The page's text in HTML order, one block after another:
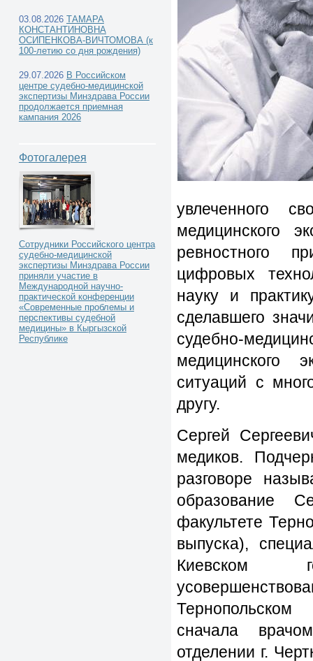
03.08.2026 ТАМАРА
КОНСТАНТИНОВНА
ОСИПЕНКОВА-ВИЧТОМОВА (к
100-летию со дня рождения)
29.07.2026 В Российском
центре судебно-медицинской
экспертизы Минздрава России
продолжается приемная
кампания 2026
Фотогалерея
Сотрудники Российского центра
судебно-медицинской
экспертизы Минздрава России
приняли участие в
Международной научно-
практической конференции
«Современные проблемы и
перспективы судебной
медицины» в Кыргызской
Республике
увлеченного
медицинского
ревностного
цифровых
науку и
сделавшего
судебно-
медицинского
ситуаций с
другу.
Сергей
медиков.
разговоре
образование
факультете
выпуска),
Киевском
сначала
отделении г.